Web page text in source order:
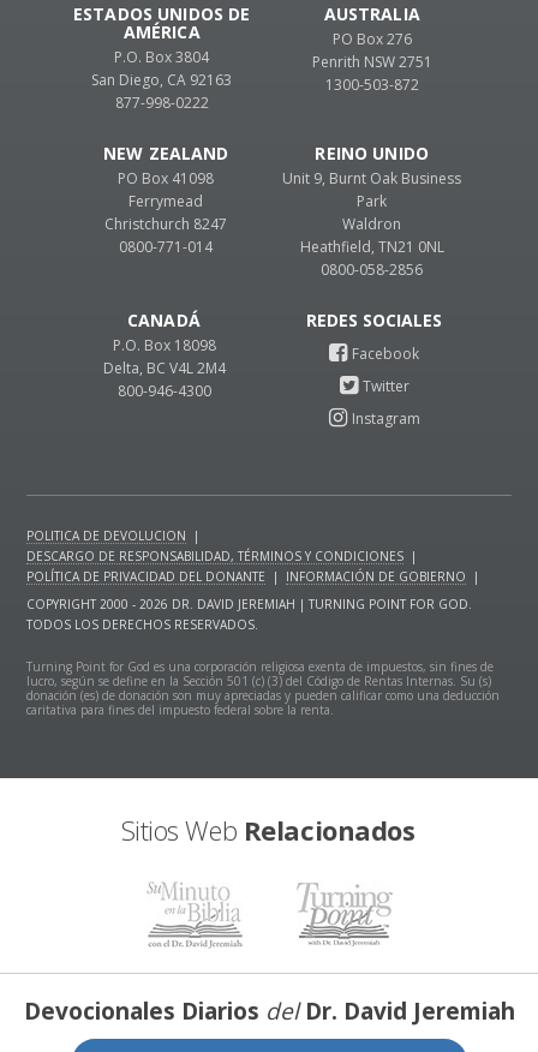
ESTADOS UNIDOS DE
AMÉRICA
P.O. Box 3804
San Diego, CA 92163
877-998-0222
CANADÁ
P.O. Box 18098
Delta, BC V4L 2M4
800-946-4300
REINO UNIDO
Unit 9, Burnt Oak Business
Park
Waldron
Heathfield, TN21 0NL
0800-058-2856
AUSTRALIA
PO Box 276
Penrith NSW 2751
1300-503-872
NEW ZEALAND
PO Box 41098
Ferrymead
Christchurch 8247
0800-771-014
POLITICA DE DEVOLUCION
|
DESCARGO DE RESPONSABILIDAD, TÉRMINOS Y CONDICIONES |
POLÍTICA DE PRIVACIDAD DEL DONANTE
| INFORMACIÓN DE GOBIERNO
|
COPYRIGHT 2000 - 2026 DR. DAVID JEREMIAH | TURNING POINT FOR GOD.
TODOS LOS DERECHOS RESERVADOS.
Turning Point for God es una corporación religiosa exenta de impuestos, sin fines de
lucro, según se define en la Sección 501 (c) (3) del Código de Rentas Internas. Su (s)
donación (es) de donación son muy apreciadas y pueden calificar como una deducción
caritativa para fines del impuesto federal sobre la renta.
Sitios Web Relacionados
Devocionales Diarios delDr. David Jeremiah